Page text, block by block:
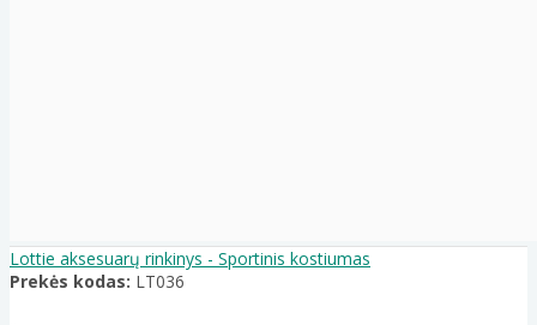
Lottie aksesuarų rinkinys - Sportinis kostiumas
Prekės kodas: LT036